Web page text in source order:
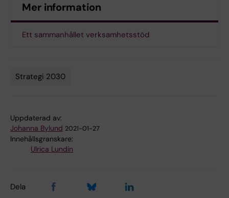
Mer information
Ett sammanhållet verksamhetsstöd
Strategi 2030
Uppdaterad av:
Johanna Bylund 2021-01-27
Innehållsgranskare:
Ulrica Lundin
Dela